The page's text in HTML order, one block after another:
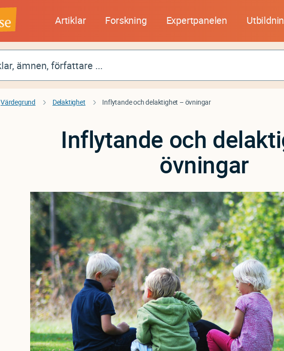
Artiklar Forskning Expertpanelen
Värdegrund Delaktighet Inflytande och delaktighet – övningar
Inflytande och
övningar